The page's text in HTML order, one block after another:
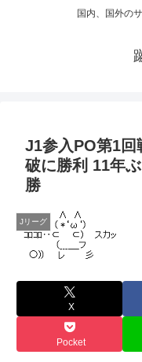
国内、国外の
J1参入PO第1
破に勝利 11年
勝
Jリーグ
X
Pocket